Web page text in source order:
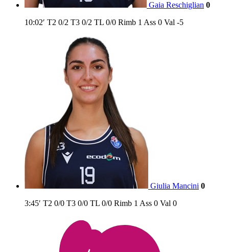
Gaia Reschiglian 0
10:02′ T2 0/2 T3 0/2 TL 0/0 Rimb 1 Ass 0 Val -5
Giulia Mancini 0
3:45′ T2 0/0 T3 0/0 TL 0/0 Rimb 1 Ass 0 Val 0